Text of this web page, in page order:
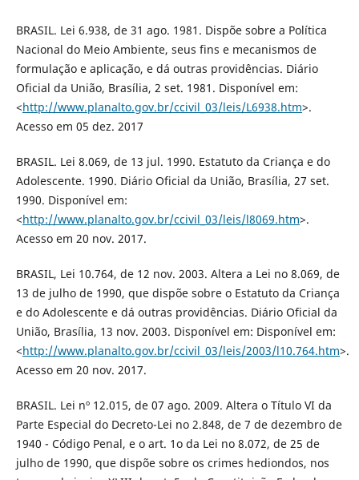
BRASIL. Lei 6.938, de 31 ago. 1981. Dispõe sobre a Política
Nacional do Meio Ambiente, seus fins e mecanismos de
formulação e aplicação, e dá outras providências. Diário
Oficial da União, Brasília, 2 set. 1981. Disponível em:
<http://www.planalto.gov.br/ccivil_03/leis/L6938.htm>.
Acesso em 05 dez. 2017
BRASIL. Lei 8.069, de 13 jul. 1990. Estatuto da Criança e do
Adolescente. 1990. Diário Oficial da União, Brasília, 27 set.
1990. Disponível em:
<http://www.planalto.gov.br/ccivil_03/leis/l8069.htm>.
Acesso em 20 nov. 2017.
BRASIL, Lei 10.764, de 12 nov. 2003. Altera a Lei no 8.069, de
13 de julho de 1990, que dispõe sobre o Estatuto da Criança
e do Adolescente e dá outras providências. Diário Oficial da
União, Brasília, 13 nov. 2003. Disponível em: Disponível em:
<http://www.planalto.gov.br/ccivil_03/leis/2003/l10.764.htm>.
Acesso em 20 nov. 2017.
BRASIL. Lei nº 12.015, de 07 ago. 2009. Altera o Título VI da
Parte Especial do Decreto-Lei no 2.848, de 7 de dezembro de
1940 - Código Penal, e o art. 1o da Lei no 8.072, de 25 de
julho de 1990, que dispõe sobre os crimes hediondos, nos